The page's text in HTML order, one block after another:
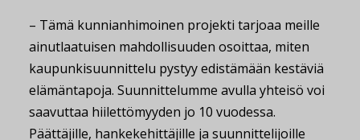
– Tämä kunnianhimoinen projekti tarjoaa meille
ainutlaatuisen mahdollisuuden osoittaa, miten
kaupunkisuunnittelu pystyy edistämään kestäviä
elämäntapoja. Suunnittelumme avulla yhteisö voi
saavuttaa hiilettömyyden jo 10 vuodessa.
Päättäjille, hankekehittäjille ja suunnittelijoille